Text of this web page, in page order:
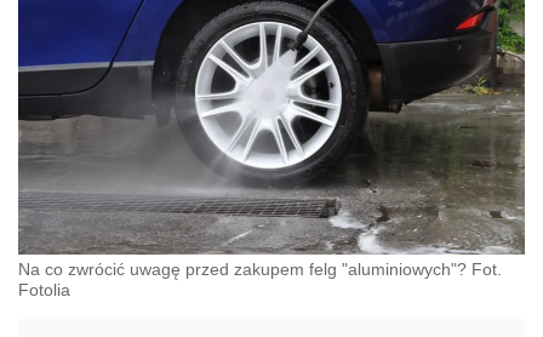
Na co zwrócić uwagę przed zakupem felg "aluminiowych"? Fot.
Fotolia